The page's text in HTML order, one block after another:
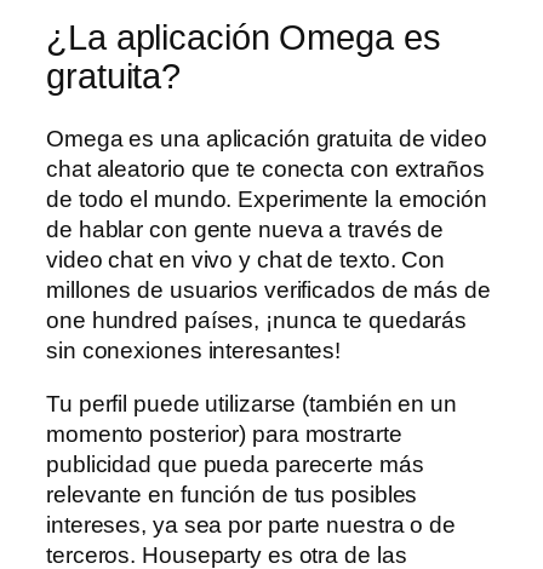
¿La aplicación Omega es
gratuita?
Omega es una aplicación gratuita de video
chat aleatorio que te conecta con extraños
de todo el mundo. Experimente la emoción
de hablar con gente nueva a través de
video chat en vivo y chat de texto. Con
millones de usuarios verificados de más de
one hundred países, ¡nunca te quedarás
sin conexiones interesantes!
Tu perfil puede utilizarse (también en un
momento posterior) para mostrarte
publicidad que pueda parecerte más
relevante en función de tus posibles
intereses, ya sea por parte nuestra o de
terceros. Houseparty es otra de las